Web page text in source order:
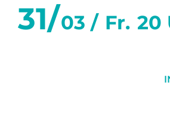
31/03 / Fr. 20